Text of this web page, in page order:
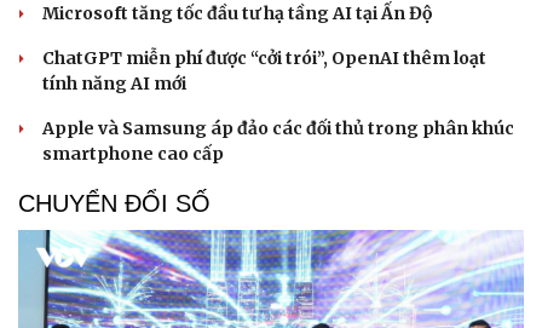
Microsoft tăng tốc đầu tư hạ tầng AI tại Ấn Độ
ChatGPT miễn phí được “cởi trói”, OpenAI thêm loạt
tính năng AI mới
Apple và Samsung áp đảo các đối thủ trong phân khúc
smartphone cao cấp
CHUYỂN ĐỔI SỐ